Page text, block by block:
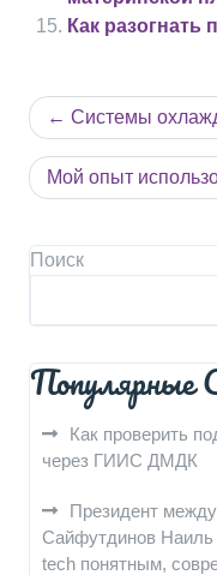
Как разогнать
Навигация
по
записям
Системы
Мой опыт
Поиск
Популярные
Как проверить
через ГИИС ДМДК
Президент
Сайфутдинов Наиль
tech понятным,